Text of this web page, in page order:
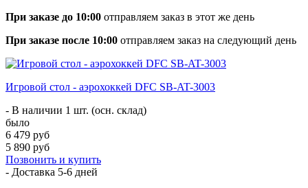
При заказе до 10:00 отправляем заказ в этот же день
При заказе после 10:00 отправляем заказ на следующий день
Игровой стол - аэрохоккей DFC SB-AT-3003
- В наличии 1 шт. (осн. склад)
было
6 479 руб
5 890 руб
Позвонить и купить
- Доставка 5-6 дней